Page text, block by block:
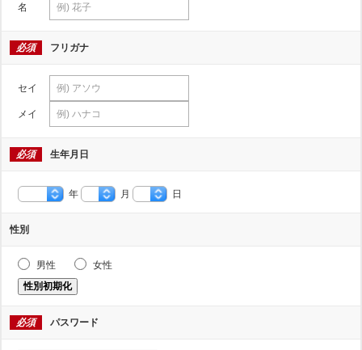
名
必須 フリガナ
セイ
メイ
必須 生年月日
年 月 日
性別
男性
女性
性別初期化
必須 パスワード